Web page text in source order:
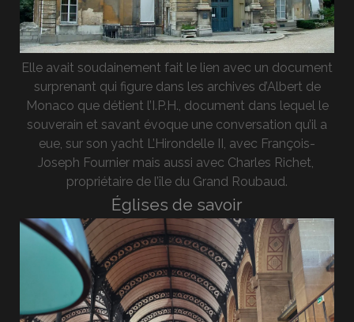
Elle avait soudainement fait le lien avec un document
surprenant qui figure dans les archives d’Albert de
Monaco que détient l’I.P.H., document dans lequel le
souverain et savant évoque une conversation qu’il a
eue, sur son yacht L’Hirondelle II, avec François-
Joseph Fournier mais aussi avec Charles Richet,
propriétaire de l’île du Grand Roubaud.
Églises de savoir